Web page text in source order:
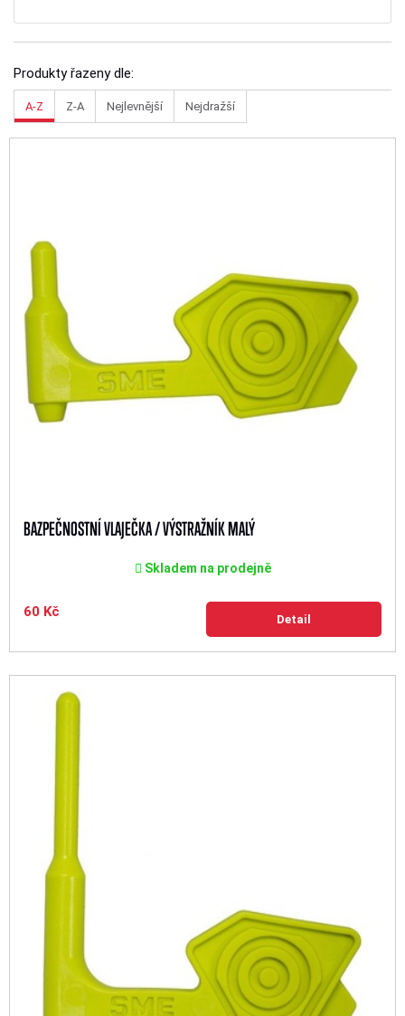
Produkty řazeny dle:
A-Z Z-A Nejlevnější Nejdražší
BAZPEČNOSTNÍ VLAJEČKA / VÝSTRAŽNÍK MALÝ
Skladem na prodejně
60 Kč Detail